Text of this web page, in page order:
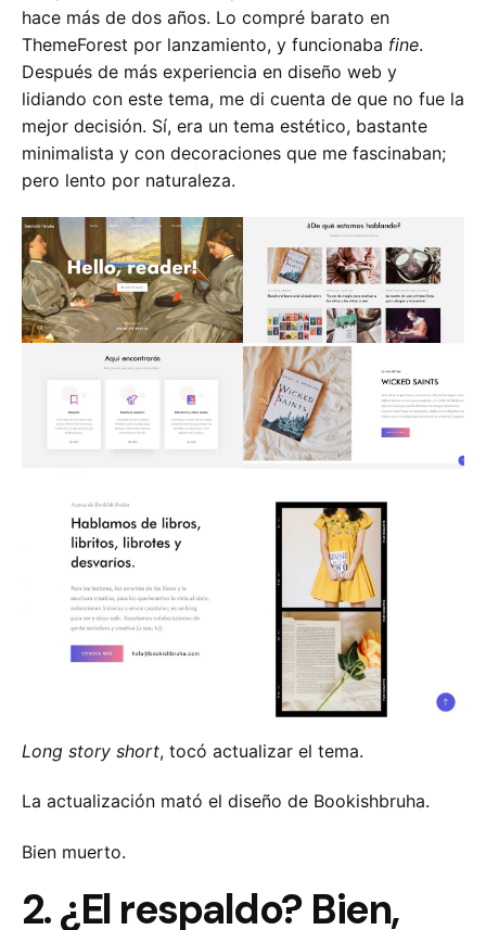
hace más de dos años. Lo compré barato en
ThemeForest por lanzamiento, y funcionaba fine.
Después de más experiencia en diseño web y
lidiando con este tema, me di cuenta de que no fue la
mejor decisión. Sí, era un tema estético, bastante
minimalista y con decoraciones que me fascinaban;
pero lento por naturaleza.
Long story short, tocó actualizar el tema.
La actualización mató el diseño de Bookishbruha.
Bien muerto.
2. ¿El respaldo? Bien,